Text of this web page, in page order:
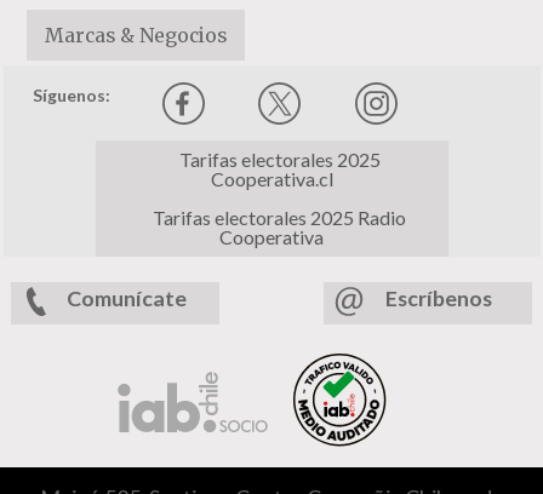
Marcas & Negocios
Síguenos:
Tarifas electorales 2025
Cooperativa.cl
Tarifas electorales 2025 Radio
Cooperativa
Comunícate Escríbenos